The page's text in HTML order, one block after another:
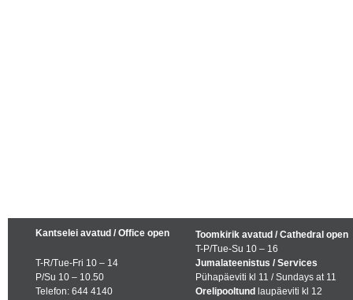
Kantselei avatud / Office open
T-R/Tue-Fri 10 – 14
P/Su 10 – 10.50
Telefon: 644 4140
Toomkirik avatud / Cathedral open
T-P/Tue-Su 10 – 16
Jumalateenistus / Services
Pühapäeviti kl 11 / Sundays at 11
Orelipooltund laupäeviti kl 12